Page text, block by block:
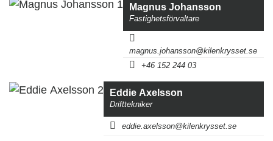
Magnus Johansson
Fastighetsförvaltare
magnus.johansson@kilenkrysset.se
+46 152 244 03
Eddie Axelsson
Drifttekniker
eddie.axelsson@kilenkrysset.se